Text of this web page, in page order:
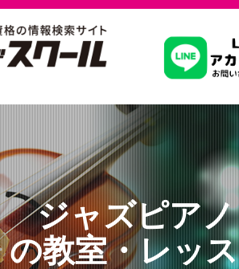
習いたいこ
スクールを
駅・路線か
ジャズピアノ
の教室・レッ